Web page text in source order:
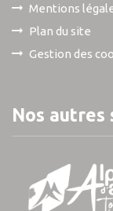
Mentions
Plan du site
Gestion des
Nos autres